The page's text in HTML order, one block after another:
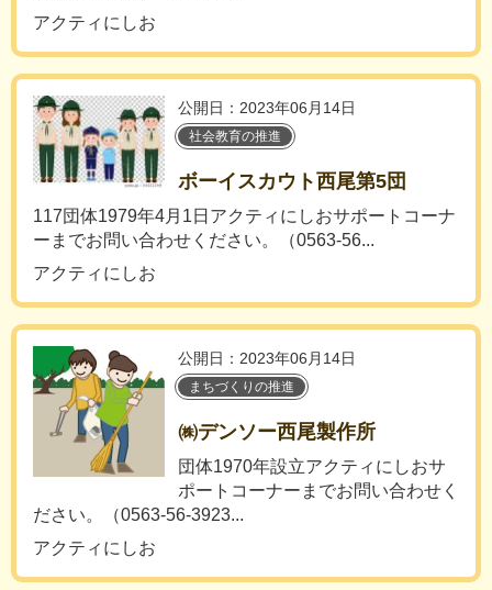
アクティにしお
公開日：2023年06月14日
社会教育の推進
ボーイスカウト西尾第5団
117団体1979年4月1日アクティにしおサポートコーナ
ーまでお問い合わせください。（0563-56...
アクティにしお
公開日：2023年06月14日
まちづくりの推進
㈱デンソー西尾製作所
団体1970年設立アクティにしおサ
ポートコーナーまでお問い合わせく
ださい。（0563-56-3923...
アクティにしお